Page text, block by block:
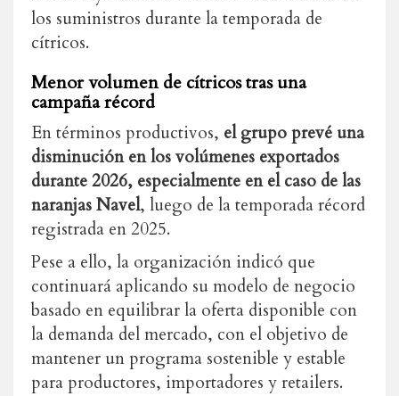
los suministros durante la temporada de
cítricos.
Menor volumen de cítricos tras una
campaña récord
En términos productivos, el grupo prevé una
disminución en los volúmenes exportados
durante 2026, especialmente en el caso de las
naranjas Navel, luego de la temporada récord
registrada en 2025.
Pese a ello, la organización indicó que
continuará aplicando su modelo de negocio
basado en equilibrar la oferta disponible con
la demanda del mercado, con el objetivo de
mantener un programa sostenible y estable
para productores, importadores y retailers.